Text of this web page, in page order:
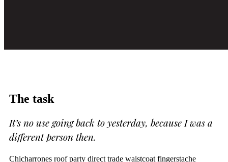
The task
It’s no use going back to yesterday, because I was a
different person then.
Chicharrones roof party direct trade waistcoat fingerstache